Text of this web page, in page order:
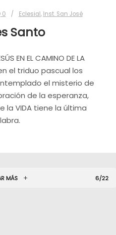
0 Eclesial, Inst. San José
Santo
EN EL CAMINO DE LA
el triduo pascual los
el misterio de
de la esperanza,
la VIDA tiene la última
MÁS 6/22